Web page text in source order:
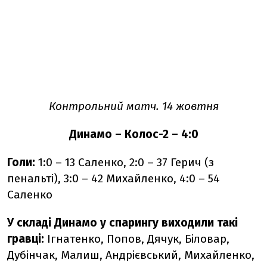
Контрольний матч. 14 жовтня
Динамо – Колос-2 – 4:0
Голи: 1:0 – 13 Саленко, 2:0 – 37 Герич (з
пенальті), 3:0 – 42 Михайленко, 4:0 – 54
Саленко
У складі Динамо у спарингу виходили такі
гравці: Ігнатенко, Попов, Дячук, Біловар,
Дубінчак, Малиш, Андрієвський, Михайленко,